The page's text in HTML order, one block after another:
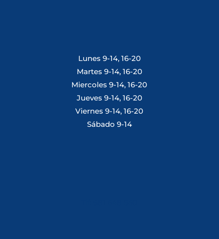
Lunes 9-14, 16-20
Martes 9-14, 16-20
Miercoles 9-14, 16-20
Jueves 9-14, 16-20
Viernes 9-14, 16-20
Sábado 9-14